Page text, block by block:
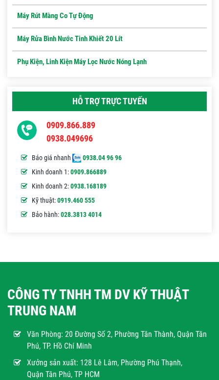
Máy Rút Màng Co Tự Động
Máy Rửa Bình Nước Tinh Khiết 20 Lít
Phụ Kiện, Linh Kiện Máy Lọc Nước Nóng Lạnh
HỖ TRỢ TRỰC TUYẾN
0909.866.889
0938.049696
Báo giá nhanh
0938.04 96 96
Kinh doanh 1:0909.866889
Kinh doanh 2:0938.168189
Kỹ thuật:0919.460 555
Bảo hành:028.3813 4014
CÔNG TY TNHH TM DV KỸ THUẬT
TRUNG NAM
Văn Phòng: 20 Đường Số 2, Phường Tân Thành, Quận Tân
Phú, TP. Hồ Chí Minh
Xưởng sản xuất: 128 Lê Lâm, Phường Phú Thạnh,
Quận Tân Phú, TP HCM